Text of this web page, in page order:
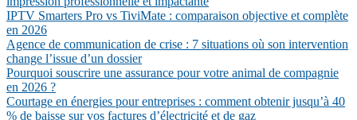
IPTV Smarters Pro vs TiviMate : comparaison objective et complète
en 2026
Agence de communication de crise : 7 situations où son intervention
change l’issue d’un dossier
Pourquoi souscrire une assurance pour votre animal de compagnie
en 2026 ?
Courtage en énergies pour entreprises : comment obtenir jusqu’à 40
% de baisse sur vos factures d’électricité et de gaz